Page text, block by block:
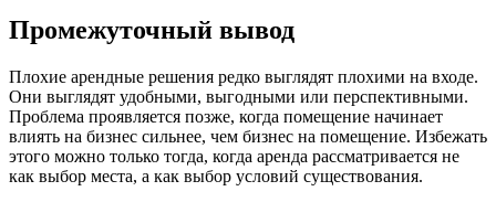
Промежуточный вывод
Плохие арендные решения редко выглядят плохими на входе.
Они выглядят удобными, выгодными или перспективными.
Проблема проявляется позже, когда помещение начинает
влиять на бизнес сильнее, чем бизнес на помещение. Избежать
этого можно только тогда, когда аренда рассматривается не
как выбор места, а как выбор условий существования.